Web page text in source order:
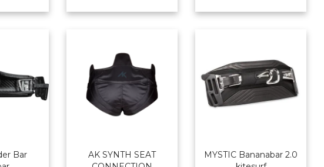
Bar
AK SYNTH SEAT
MYSTIC Bananabar 2.0